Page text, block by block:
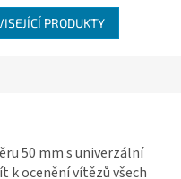
PRODUKTY
50 mm s univerzální
k ocenění vítězů všech